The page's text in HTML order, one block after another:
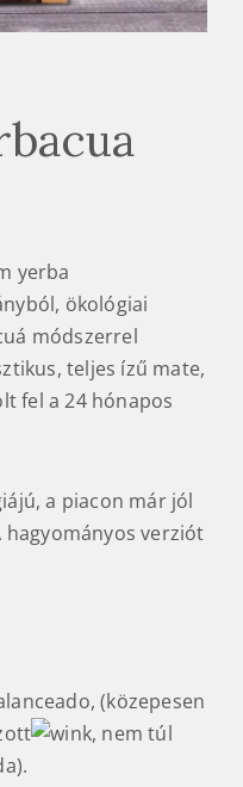
yerba
ökológiai
módszerrel
teljes ízű mate,
fel a 24 hónapos
a piacon már jól
verziót
(közepesen
, nem túl